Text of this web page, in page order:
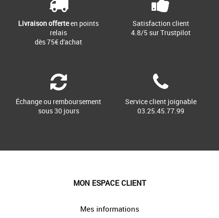
Livraison offerteen points
relais
dès 75€ d'achat
Satisfaction client
4.8/5 sur Trustpilot
Échange ou remboursement
sous 30 jours
Service client joignable
03.25.45.77.99
MON ESPACE CLIENT
Mes informations